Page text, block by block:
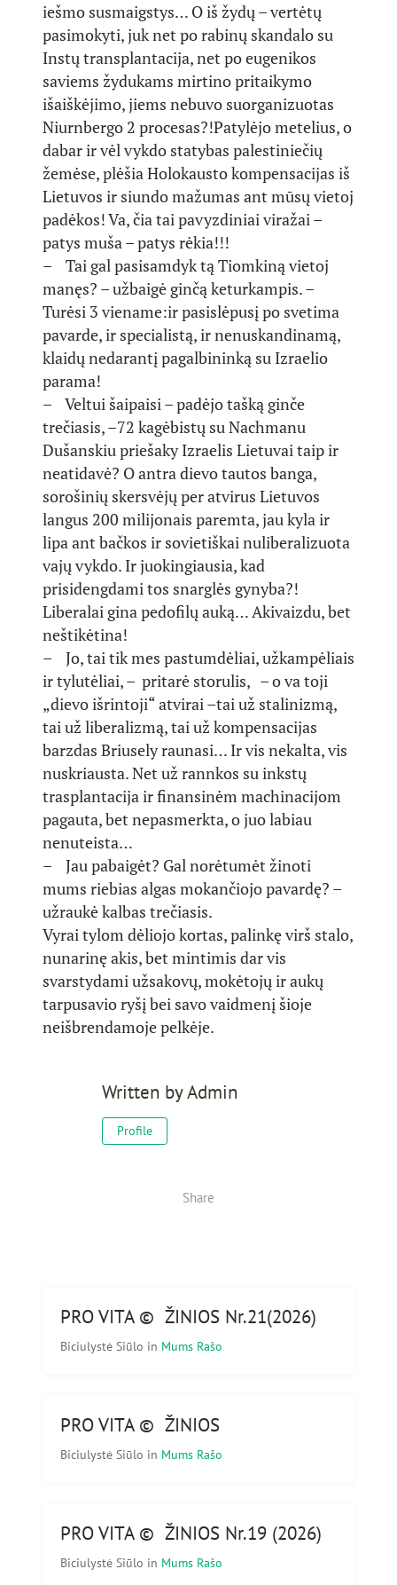
iešmo susmaigstys… O iš žydų – vertėtų
pasimokyti, juk net po rabinų skandalo su
Instų transplantacija, net po eugenikos
saviems žydukams mirtino pritaikymo
išaiškėjimo, jiems nebuvo suorganizuotas
Niurnbergo 2 procesas?!Patylėjo metelius, o
dabar ir vėl vykdo statybas palestiniečių
žemėse, plėšia Holokausto kompensacijas iš
Lietuvos ir siundo mažumas ant mūsų vietoj
padėkos! Va, čia tai pavyzdiniai viražai –
patys muša – patys rėkia!!!
– Tai gal pasisamdyk tą Tiomkiną vietoj
manęs? – užbaigė ginčą keturkampis. –
Turėsi 3 viename:ir pasislėpusį po svetima
pavarde, ir specialistą, ir nenuskandinamą,
klaidų nedarantį pagalbininką su Izraelio
parama!
– Veltui šaipaisi – padėjo tašką ginče
trečiasis, –72 kagėbistų su Nachmanu
Dušanskiu priešaky Izraelis Lietuvai taip ir
neatidavė? O antra dievo tautos banga,
sorošinių skersvėjų per atvirus Lietuvos
langus 200 milijonais paremta, jau kyla ir
lipa ant bačkos ir sovietiškai nuliberalizuota
vajų vykdo. Ir juokingiausia, kad
prisidengdami tos snarglės gynyba?!
Liberalai gina pedofilų auką… Akivaizdu, bet
neštikėtina!
– Jo, tai tik mes pastumdėliai, užkampėliais
ir tylutėliai, – pritarė storulis, – o va toji
„dievo išrintoji“ atvirai –tai už stalinizmą,
tai už liberalizmą, tai už kompensacijas
barzdas Briusely raunasi… Ir vis nekalta, vis
nuskriausta. Net už rannkos su inkstų
trasplantacija ir finansinėm machinacijom
pagauta, bet nepasmerkta, o juo labiau
nenuteista…
– Jau pabaigėt? Gal norėtumėt žinoti
mums riebias algas mokančiojo pavardę? –
užraukė kalbas trečiasis.
Vyrai tylom dėliojo kortas, palinkę virš stalo,
nunarinę akis, bet mintimis dar vis
svarstydami užsakovų, mokėtojų ir aukų
tarpusavio ryšį bei savo vaidmenį šioje
neišbrendamoje pelkėje.
Written byAdmin
Profile
Share
PRO VITA © ŽINIOS Nr.21(2026)
Biciulystė Siūlo in Mums Rašo
PRO VITA © ŽINIOS
Biciulystė Siūlo in Mums Rašo
PRO VITA © ŽINIOS Nr.19 (2026)
Biciulystė Siūlo in Mums Rašo